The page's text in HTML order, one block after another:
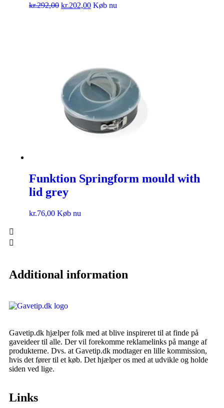
kr.292,00 kr.202,00 Køb nu
Funktion Springform mould with
lid grey
kr.76,00 Køb nu
Additional information
Gavetip.dk hjælper folk med at blive inspireret til at finde på
gaveideer til alle. Der vil forekomme reklamelinks på mange af
produkterne. Dvs. at Gavetip.dk modtager en lille kommission,
hvis det fører til et køb. Det hjælper os med at udvikle og holde
siden ved lige.
Links